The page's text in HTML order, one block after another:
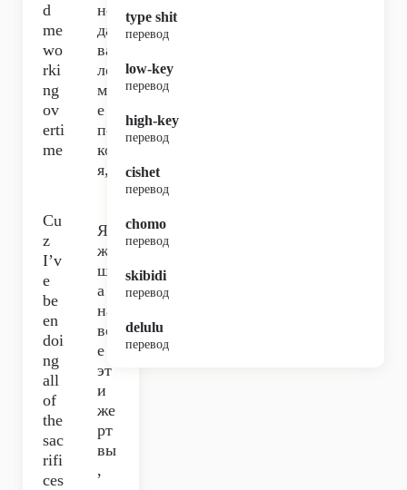
d
me
wo
rki
ng
ov
erti
me
не
да
ва
ло
мн
е
по
ко
я,
Cu
z
I’v
e
be
en
doi
ng
all
of
the
sac
rifi
ces
Я
же
шл
а
на
вс
е
эт
и
же
рт
вы
,
type shit
перевод
low-key
перевод
high-key
перевод
cishet
перевод
chomo
перевод
skibidi
перевод
delulu
перевод